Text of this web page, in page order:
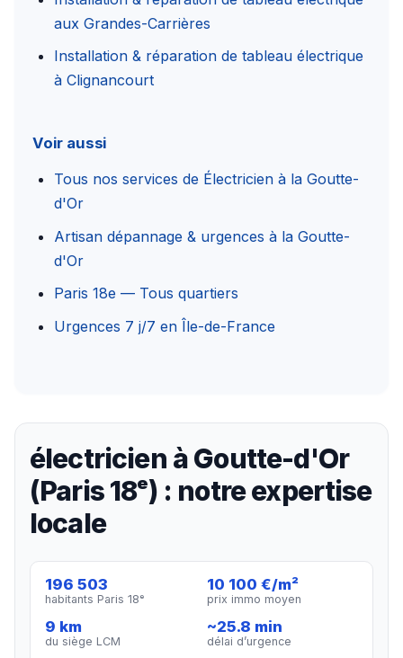
aux Grandes-Carrières
Installation & réparation de tableau électrique
à Clignancourt
Voir aussi
Tous nos services de Électricien à la Goutte-
d'Or
Artisan dépannage & urgences à la Goutte-
d'Or
Paris 18e — Tous quartiers
Urgences 7 j/7 en Île-de-France
électricien à Goutte-d'Or
(Paris 18ᵉ) : notre expertise
locale
196 503
habitants Paris 18ᵉ
10 100 €/m²
prix immo moyen
9 km
du siège LCM
~25.8 min
délai d’urgence